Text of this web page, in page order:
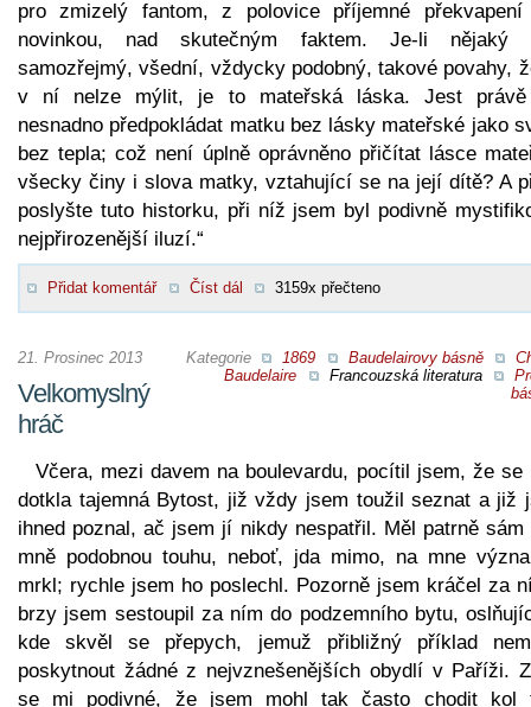
pro zmizelý fantom, z polovice příjemné překvapení
novinkou, nad skutečným faktem. Je-li nějaký
samozřejmý, všední, vždycky podobný, takové povahy,
v ní nelze mýlit, je to mateřská láska. Jest
nesnadno předpokládat matku bez lásky mateřské jako
bez tepla; což není úplně oprávněno přičítat lásce
všecky činy i slova matky, vztahující se na její dítě? A
poslyšte tuto historku, při níž jsem byl podivně
nejpřirozenější iluzí.“
Přidat komentář Číst dál 3159x přečteno
Kategorie 1869 Baudelairovy básně
Baudelaire
Francouzská literatura
21. Prosinec 2013
Velkomyslný
hráč
Včera, mezi davem na boulevardu, pocítil jsem, že se
dotkla tajemná Bytost, již vždy jsem toužil seznat a již
ihned poznal, ač jsem jí nikdy nespatřil. Měl patrně sám
mně podobnou touhu, neboť, jda mimo, na mne
mrkl; rychle jsem ho poslechl. Pozorně jsem kráčel za
brzy jsem sestoupil za ním do podzemního bytu,
kde skvěl se přepych, jemuž přibližný příklad
poskytnout žádné z nejvznešenějších obydlí v Paříži.
se mi podivné, že jsem mohl tak často chodit kol